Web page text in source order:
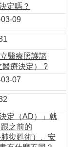
定嗎？
09
醫療照護諮
療決定） ?
07
定（AD）」就
之前的
復甦術）、安